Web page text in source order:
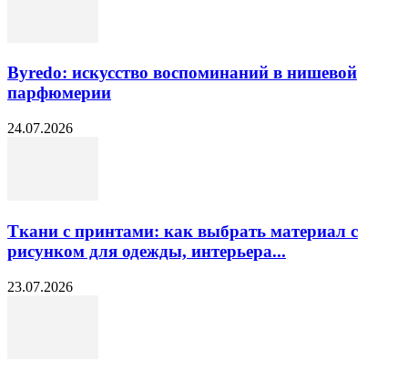
Byredo: искусство воспоминаний в нишевой
парфюмерии
24.07.2026
Ткани с принтами: как выбрать материал с
рисунком для одежды, интерьера...
23.07.2026